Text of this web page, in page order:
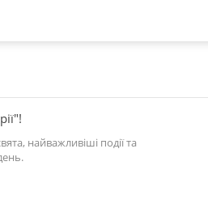
найважливіші події та